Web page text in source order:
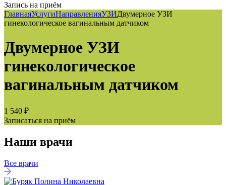
Запись на приём
ГлавнаяУслугиНаправленияУЗИДвумерное УЗИ
гинекологическое вагинальным датчиком
Двумерное УЗИ
гинекологическое
вагинальным датчиком
1 540 ₽
Записаться на приём
Наши врачи
Все врачи